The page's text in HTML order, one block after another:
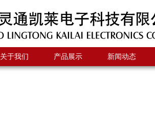
关于我们 产品展示 新闻动态